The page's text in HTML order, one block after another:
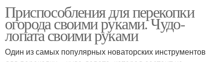
Приспособления для перекопки
огорода своими руками. Чудо-
лопата своими руками
Один из самых популярных новаторских инструментов